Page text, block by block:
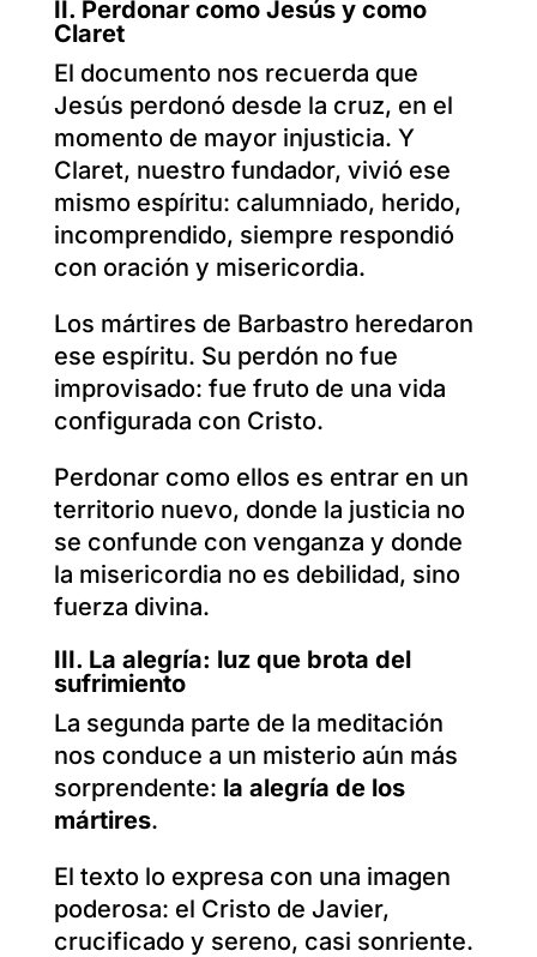
II. Perdonar como Jesús y como
Claret
El documento nos recuerda que
Jesús perdonó desde la cruz, en el
momento de mayor injusticia. Y
Claret, nuestro fundador, vivió ese
mismo espíritu: calumniado, herido,
incomprendido, siempre respondió
con oración y misericordia.
Los mártires de Barbastro heredaron
ese espíritu. Su perdón no fue
improvisado: fue fruto de una vida
configurada con Cristo.
Perdonar como ellos es entrar en un
territorio nuevo, donde la justicia no
se confunde con venganza y donde
la misericordia no es debilidad, sino
fuerza divina.
III. La alegría: luz que brota del
sufrimiento
La segunda parte de la meditación
nos conduce a un misterio aún más
sorprendente: la alegría de los
mártires.
El texto lo expresa con una imagen
poderosa: el Cristo de Javier,
crucificado y sereno, casi sonriente.